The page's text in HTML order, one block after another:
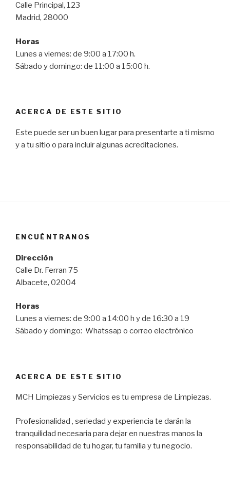
Calle Principal, 123
Madrid, 28000
Horas
Lunes a viernes: de 9:00 a 17:00 h.
Sábado y domingo: de 11:00 a 15:00 h.
ACERCA DE ESTE SITIO
Este puede ser un buen lugar para presentarte a ti mismo
y a tu sitio o para incluir algunas acreditaciones.
ENCUÉNTRANOS
Dirección
Calle Dr. Ferran 75
Albacete, 02004
Horas
Lunes a viernes: de 9:00 a 14:00 h y de 16:30 a 19
Sábado y domingo: Whatssap o correo electrónico
ACERCA DE ESTE SITIO
MCH Limpiezas y Servicios es tu empresa de Limpiezas.
Profesionalidad , seriedad y experiencia te darán la
tranquilidad necesaria para dejar en nuestras manos la
responsabilidad de tu hogar, tu familia y tu negocio.